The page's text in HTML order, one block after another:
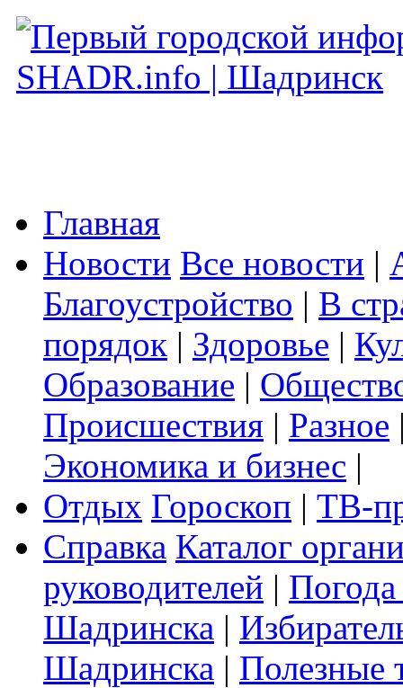
Главная
Новости Все новости |
Благоустройство | В
порядок | Здоровье |
Образование |
Происшествия | Разное
Экономика и бизнес |
Отдых Гороскоп | ТВ-
Справка Каталог
руководителей |
Шадринска |
Шадринска | Полезные